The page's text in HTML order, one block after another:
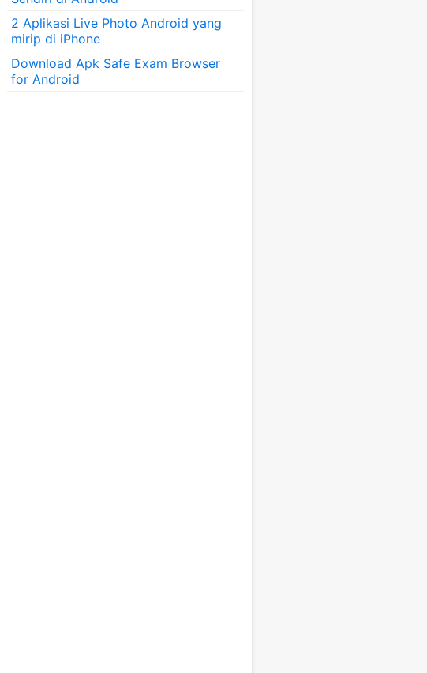
2 Aplikasi Live Photo Android yang
mirip di iPhone
Download Apk Safe Exam Browser
for Android